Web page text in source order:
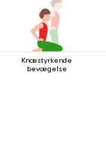
Knæstyrkende
bevægelse